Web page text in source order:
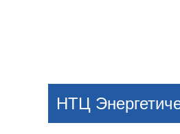
Поиск
НОВОСТИ
НТЦ